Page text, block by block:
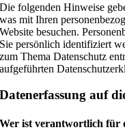
Die folgenden Hinweise
was mit Ihren
Website besuchen.
Sie persönlich identifiziert
zum Thema Datenschutz
aufgeführten
Datenerfassung auf
Wer ist verantwortlich für